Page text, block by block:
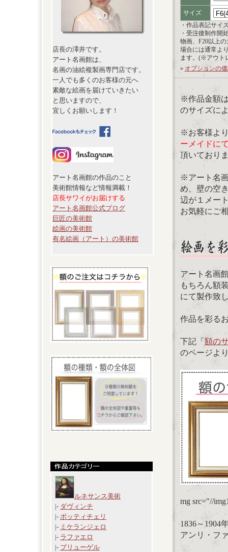
店長の澤井です。
アート名画館は、
名画の油絵複製画専門店です。
一人でも多くのお客様の元へ
素敵な絵画を届けていきたい
と思いますので、
宜しくお願いします！
アート名画館の作品のこと
美術館情報など情報満載！
店長サワイがお届けする
アート名画館公式ブログ
巨匠の美術館
絵画の美術館
有名絵画（アート）の美術館
ルネサンス美術
|- ダヴィンチ
|- ボッティチェリ
|- ミケランジェロ
|- ラファエロ
|- ブリューゲル
サイズ
・作品表記サイ
・受注後制作開
物画、F20以上
場合には通常よ
ます。(※アウト
» オプションの
※作品金額
のサイズに
※お客様よ
ーメイドに
頂いており
※アート名
め、壁の空
辺が１メー
お気軽にご
アート名画
もちろん額
にて製作致
作品を彩る
下記「額の
のページよ
mg src="//
1836～
アンリ・フ